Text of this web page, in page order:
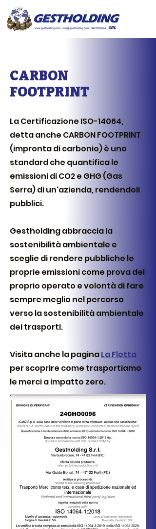
CARBON
FOOTPRINT
La Certificazione ISO-14064,
detta anche CARBON FOOTPRINT
(impronta di carbonio) è uno
standard che quantifica le
emissioni di CO2 e GHG (Gas
Serra) di un'azienda, rendendoli
pubblici.
Gestholding abbraccia la
sostenibilità ambientale e
sceglie di rendere pubbliche le
proprie emissioni come prova del
proprio operato e volontà di fare
sempre meglio nel percorso
verso la sostenibilità ambientale
dei trasporti.
Visita anche la paginaLa Flotta
per scoprire come trasportiamo
le merci a impatto zero.